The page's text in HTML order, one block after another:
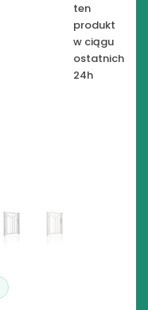
ten
produkt
w ciągu
ostatnich
24h